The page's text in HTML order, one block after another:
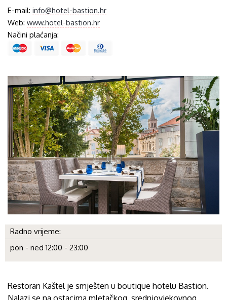
E-mail:info@hotel-bastion.hr
Web:www.hotel-bastion.hr
Načini plaćanja:
Radno vrijeme:
pon - ned 12:00 - 23:00
Restoran Kaštel je smješten u boutique hotelu Bastion.